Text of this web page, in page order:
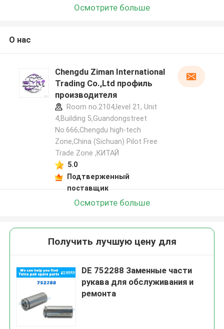
Осмотрите больше
О нас
Chengdu Ziman International
Trading Co.,Ltd профиль
производителя
Room no.2104,level 21, Unit
4,Building 5,Guandongstreet
No.666,Chengdu high-tech
Zone,China (Sichuan) Pilot Free
Trade Zone ,КИТАЙ
5.0
Подтверженный
поставщик
Осмотрите больше
Получить лучшую цену для
DE 752288 Заменные части
рукава для обслуживания и
ремонта